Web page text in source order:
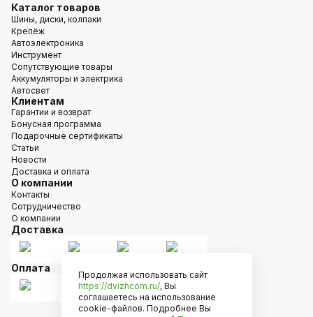
Каталог товаров
Шины, диски, колпаки
Крепёж
Автоэлектроника
Инструмент
Сопутствующие товары
Аккумуляторы и электрика
Автосвет
Клиентам
Гарантии и возврат
Бонусная программа
Подарочные сертификаты
Статьи
Новости
Доставка и оплата
О компании
Контакты
Сотрудничество
О компании
Доставка
Оплата
Продолжая использовать сайт
https://dvizhcom.ru/, Вы
соглашаетесь на использование
cookie-файлов. Подробнее Вы